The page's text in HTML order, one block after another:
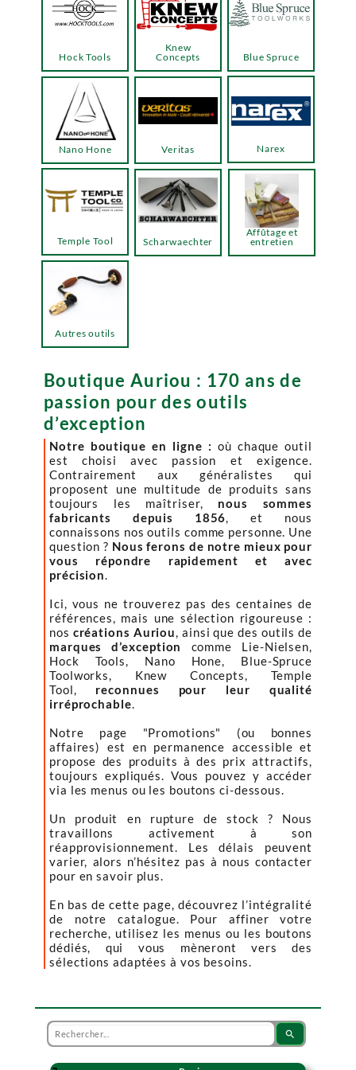
Boutique Auriou : 170 ans de
passion pour des outils
d’exception
Notre boutique en ligne : où chaque outil
est choisi avec passion et exigence.
Contrairement aux généralistes qui
proposent une multitude de produits sans
toujours les maîtriser, nous sommes
fabricants depuis 1856, et nous
connaissons nos outils comme personne. Une
question ? Nous ferons de notre mieux pour
vous répondre rapidement et avec
précision.
Ici, vous ne trouverez pas des centaines de
références, mais une sélection rigoureuse :
nos créations Auriou, ainsi que des outils de
marques d’exception
comme Lie-Nielsen,
Hock Tools, Nano Hone, Blue-Spruce
Toolworks, Knew Concepts, Temple
Tool, reconnues pour leur qualité
irréprochable.
Notre page "Promotions" (ou bonnes
affaires) est en permanence accessible et
propose des produits à des prix attractifs,
toujours expliqués. Vous pouvez y accéder
via les menus ou les boutons ci-dessous.
Un produit en rupture de stock ? Nous
travaillons activement à son
réapprovisionnement. Les délais peuvent
varier, alors n’hésitez pas à nous contacter
pour en savoir plus.
En bas de cette page, découvrez l’intégralité
de notre catalogue. Pour affiner votre
recherche, utilisez les menus ou les boutons
dédiés, qui vous mèneront vers des
sélections adaptées à vos besoins.
Hock Tools
Knew
Concepts
Temple Tool
Blue Spruce
Narex
Veritas
Nano Hone
Autres outils
Scharwaechter
Affûtage et
entretien
search